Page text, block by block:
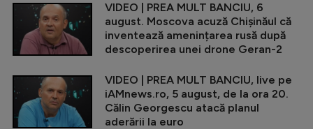
VIDEO | PREA MULT BANCIU, 6
august. Moscova acuză Chișinăul că
inventează amenințarea rusă după
descoperirea unei drone Geran-2
VIDEO | PREA MULT BANCIU, live pe
iAMnews.ro, 5 august, de la ora 20.
Călin Georgescu atacă planul
aderării la euro